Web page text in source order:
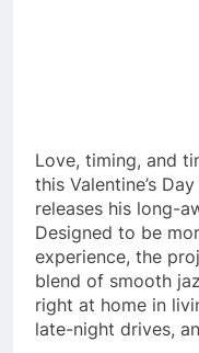
Love, timing, and
this Valentine’s
releases his long-
Designed to be
experience, the
blend of smooth
right at home in
late-night drives,